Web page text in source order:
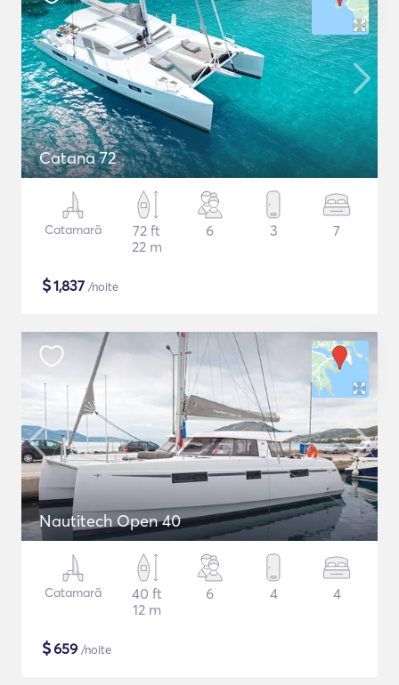
Catana 72
Catamarã
72 ft
22 m
6 3 7
$1,837 /noite
Nautitech Open 40
Catamarã
40 ft
12 m
6 4 4
$659 /noite